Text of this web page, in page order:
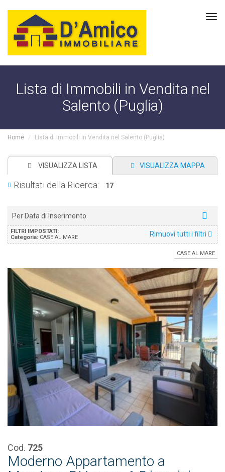
Lista di Immobili in Vendita nel
Salento (Puglia)
Home Lista di Immobili in Vendita nel Salento (Puglia)
VISUALIZZA LISTA VISUALIZZA MAPPA
Risultati della Ricerca: 17
Per Data di Inserimento
Rimuovi tutti i filtri
FILTRI IMPOSTATI:
Categoria: CASE AL MARE
CASE AL MARE
Cod. 725
Moderno Appartamento a